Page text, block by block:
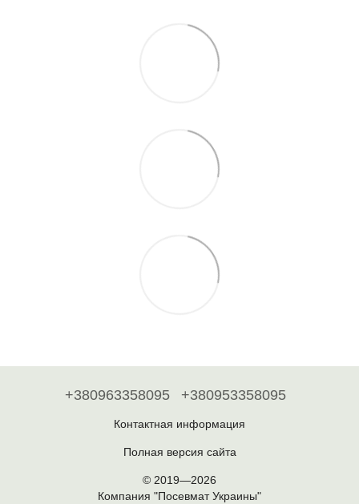
+380963358095 +380953358095
Контактная информация
Полная версия сайта
© 2019—2026
Компания "Посевмат Украины"